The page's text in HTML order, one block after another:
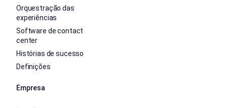
Orquestração das
experiências
Software de contact
center
Histórias de sucesso
Definições
Empresa